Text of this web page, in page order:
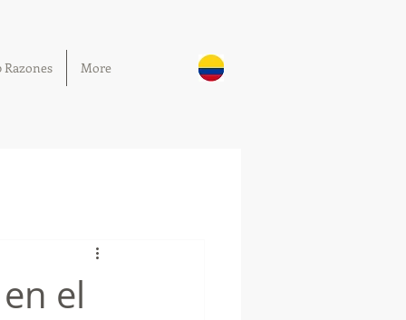
Razones More
el